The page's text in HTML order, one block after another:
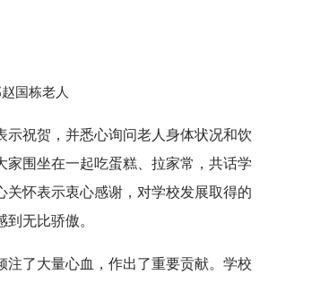
国栋老人
祝贺，并悉心询问老人身体状况和饮
围坐在一起吃蛋糕、拉家常，共话学
怀表示衷心感谢，对学校发展取得的
无比骄傲。
了大量心血，作出了重要贡献。学校